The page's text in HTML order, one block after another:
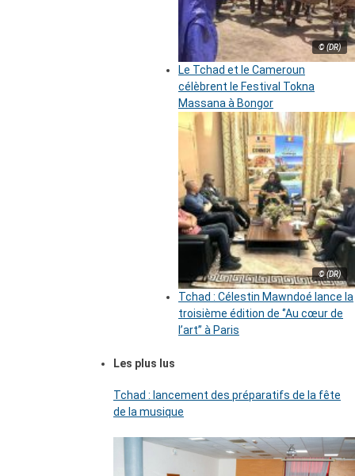
© (DR)
Le Tchad et le Cameroun
célèbrent le Festival Tokna
Massana à Bongor
© (DR)
Tchad : Célestin Mawndoé lance la
troisième édition de ‘’Au cœur de
l’art’’ à Paris
Les plus lus
Tchad : lancement des préparatifs de la fête
de la musique